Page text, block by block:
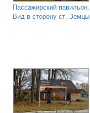
Пассажирский павильон.
Вид в сторону ст. Земцы